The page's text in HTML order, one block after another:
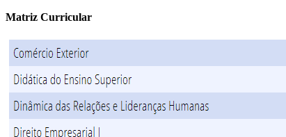
Matriz Curricular